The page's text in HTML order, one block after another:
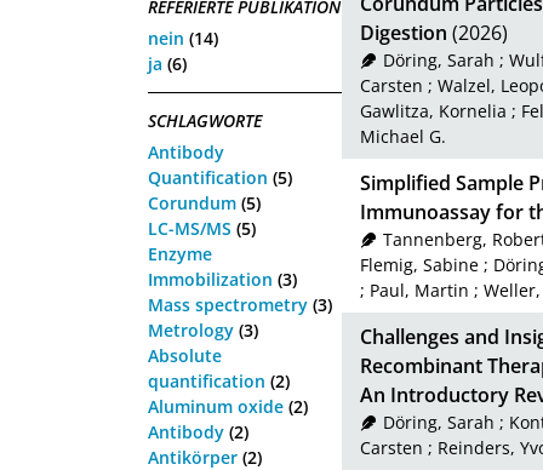
REFERIERTE PUBLIKATION
nein (14)
ja (6)
SCHLAGWORTE
Antibody
Quantification (5)
Corundum (5)
LC-MS/MS (5)
Enzyme
Immobilization (3)
Mass spectrometry (3)
Metrology (3)
Absolute
quantification (2)
Aluminum oxide (2)
Antibody (2)
Antikörper (2)
Digestion (2026)
Döring, Sarah ;
Carsten ; Walzel,
Gawlitza, Kornelia ;
Michael G.
Simplified Sample
Immunoassay for
Tannenberg,
Flemig, Sabine ;
; Paul, Martin ;
Challenges and
Recombinant
An Introductory
Döring, Sarah ;
Carsten ; Reinders,